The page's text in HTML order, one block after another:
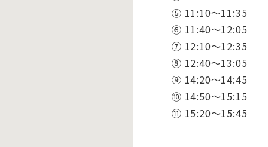
⑤ 11:10～11:35
⑥ 11:40～12:05
⑦ 12:10～12:35
⑧ 12:40～13:05
⑨ 14:20～14:45
⑩ 14:50～15:15
⑪ 15:20～15:45